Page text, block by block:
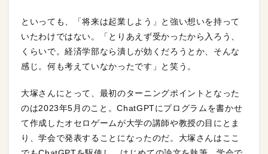
といっても、「将来は起業しよう」と強い想いを持って
いたわけではない。「とりあえず受かったから入ろう、
くらいで。経済学部なら潰しが効くだろうとか、そんな
感じ。何も考えていなかったです」と笑う。
大塚さんにとって、最初のターニングポイントとなった
のは2023年5月のこと。ChatGPTにプログラムを書かせ
て作成したオセロゲームが大学の講師や教授の目にとま
り、学会で発表することになったのだ。大塚さんはここ